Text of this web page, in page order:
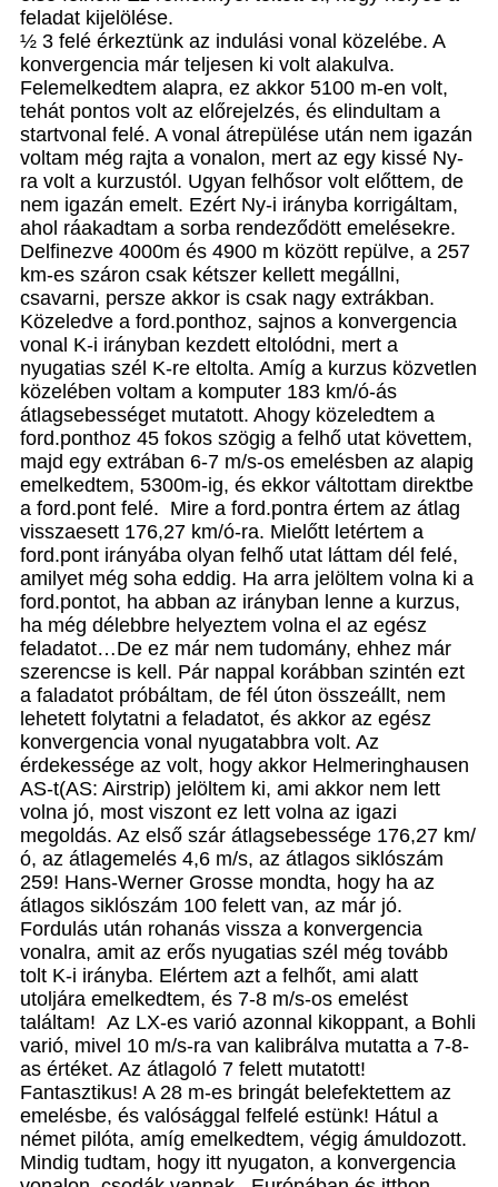
feladat kijelölése.
½ 3 felé érkeztünk az indulási vonal közelébe. A
konvergencia már teljesen ki volt alakulva.
Felemelkedtem alapra, ez akkor 5100 m-en volt,
tehát pontos volt az előrejelzés, és elindultam a
startvonal felé. A vonal átrepülése után nem igazán
voltam még rajta a vonalon, mert az egy kissé Ny-
ra volt a kurzustól. Ugyan felhősor volt előttem, de
nem igazán emelt. Ezért Ny-i irányba korrigáltam,
ahol ráakadtam a sorba rendeződött emelésekre.
Delfinezve 4000m és 4900 m között repülve, a 257
km-es száron csak kétszer kellett megállni,
csavarni, persze akkor is csak nagy extrákban.
Közeledve a ford.ponthoz, sajnos a konvergencia
vonal K-i irányban kezdett eltolódni, mert a
nyugatias szél K-re eltolta. Amíg a kurzus közvetlen
közelében voltam a komputer 183 km/ó-ás
átlagsebességet mutatott. Ahogy közeledtem a
ford.ponthoz 45 fokos szögig a felhő utat követtem,
majd egy extrában 6-7 m/s-os emelésben az alapig
emelkedtem, 5300m-ig, és ekkor váltottam direktbe
a ford.pont felé. Mire a ford.pontra értem az átlag
visszaesett 176,27 km/ó-ra. Mielőtt letértem a
ford.pont irányába olyan felhő utat láttam dél felé,
amilyet még soha eddig. Ha arra jelöltem volna ki a
ford.pontot, ha abban az irányban lenne a kurzus,
ha még délebbre helyeztem volna el az egész
feladatot…De ez már nem tudomány, ehhez már
szerencse is kell. Pár nappal korábban szintén ezt
a faladatot próbáltam, de fél úton összeállt, nem
lehetett folytatni a feladatot, és akkor az egész
konvergencia vonal nyugatabbra volt. Az
érdekessége az volt, hogy akkor Helmeringhausen
AS-t(AS: Airstrip) jelöltem ki, ami akkor nem lett
volna jó, most viszont ez lett volna az igazi
megoldás. Az első szár átlagsebessége 176,27 km/
ó, az átlagemelés 4,6 m/s, az átlagos siklószám
259! Hans-Werner Grosse mondta, hogy ha az
átlagos siklószám 100 felett van, az már jó.
Fordulás után rohanás vissza a konvergencia
vonalra, amit az erős nyugatias szél még tovább
tolt K-i irányba. Elértem azt a felhőt, ami alatt
utoljára emelkedtem, és 7-8 m/s-os emelést
találtam! Az LX-es varió azonnal kikoppant, a Bohli
varió, mivel 10 m/s-ra van kalibrálva mutatta a 7-8-
as értéket. Az átlagoló 7 felett mutatott!
Fantasztikus! A 28 m-es bringát belefektettem az
emelésbe, és valósággal felfelé estünk! Hátul a
német pilóta, amíg emelkedtem, végig ámuldozott.
Mindig tudtam, hogy itt nyugaton, a konvergencia